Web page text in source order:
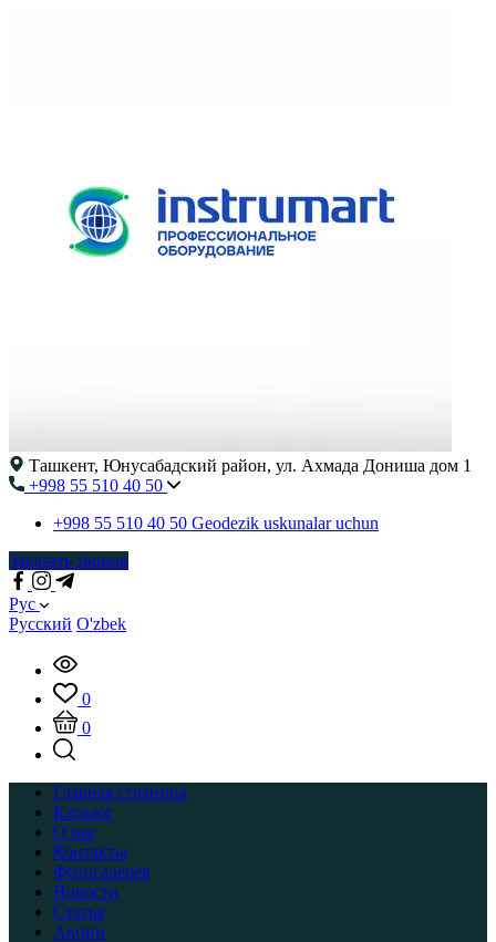
Ташкент, Юнусабадский район, ул. Ахмада Дониша дом 1
+998 55 510 40 50
+998 55 510 40 50 Geodezik uskunalar uchun
Заказать звонок
Рус
Русский O'zbek
0
0
Главная страница
Каталог
О нас
Контакты
Фотогалерея
Новости
Статья
Акции